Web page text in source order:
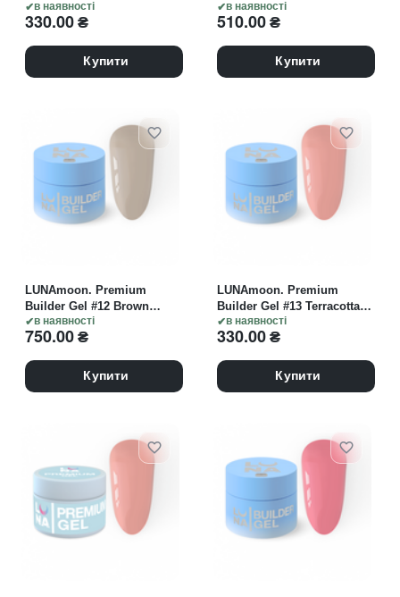
в наявності
beige, 15 ml, гель
моделюючий, коричнево-
330.00₴
Купити
в наявності
beige, 30 ml, моделюючий
гель, коричнево-бежевий
510.00₴
Купити
в наявності
LUNAmoon. Premium
Builder Gel #12 Brown
beige, 50 ml, моделюючий
гель, коричнево-бежевий
750.00₴
Купити
в наявності
LUNAmoon. Premium
Builder Gel #13 Terracotta,
15 ml, гель моделюючий
330.00₴
Купити